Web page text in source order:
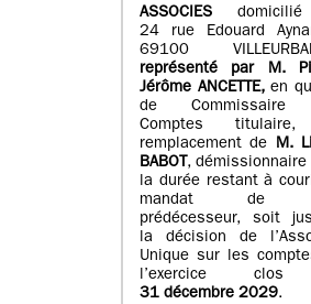
ASSOCIES
24 rue Edouard
69100
représenté par M.
Jérôme ANCETTE, en
de Commissaire
Comptes
remplacement de M.
BABOT, démissionnaire
la durée restant à
mandat de
prédécesseur, soit
la décision de
Unique sur les
l’exercice
31 décembre 2029.